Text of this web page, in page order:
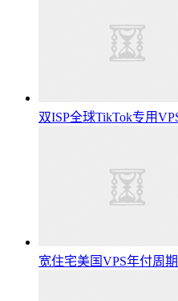
双ISP全球TikTok专用
宽住宅美国VPS年付周